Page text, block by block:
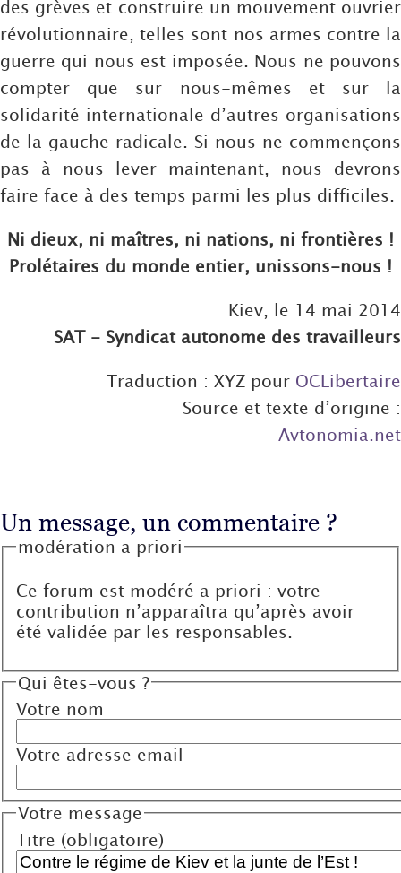
des grèves et construire un mouvement ouvrier
révolutionnaire, telles sont nos armes contre la
guerre qui nous est imposée. Nous ne pouvons
compter que sur nous-mêmes et sur la
solidarité internationale d’autres organisations
de la gauche radicale. Si nous ne commençons
pas à nous lever maintenant, nous devrons
faire face à des temps parmi les plus difficiles.
Ni dieux, ni maîtres, ni nations, ni frontières !
Prolétaires du monde entier, unissons-nous !
Kiev, le 14 mai 2014
SAT - Syndicat autonome des travailleurs
Traduction : XYZ pour OCLibertaire
Source et texte d’origine :
Avtonomia.net
Un message, un commentaire ?
modération a priori
Ce forum est modéré a priori : votre
contribution n’apparaîtra qu’après avoir
été validée par les responsables.
Qui êtes-vous ?
Votre nom
Votre adresse email
Votre message
Titre (obligatoire)